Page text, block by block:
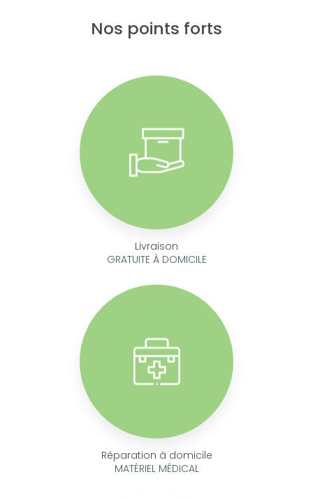
Nos points forts
Livraison
GRATUITE À DOMICILE
Réparation à domicile
MATÉRIEL MÉDICAL